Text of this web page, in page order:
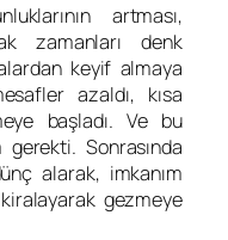
artması,
zamanları denk
keyif almaya
azaldı, kısa
başladı. Ve bu
Sonrasında
alarak, imkanım
gezmeye